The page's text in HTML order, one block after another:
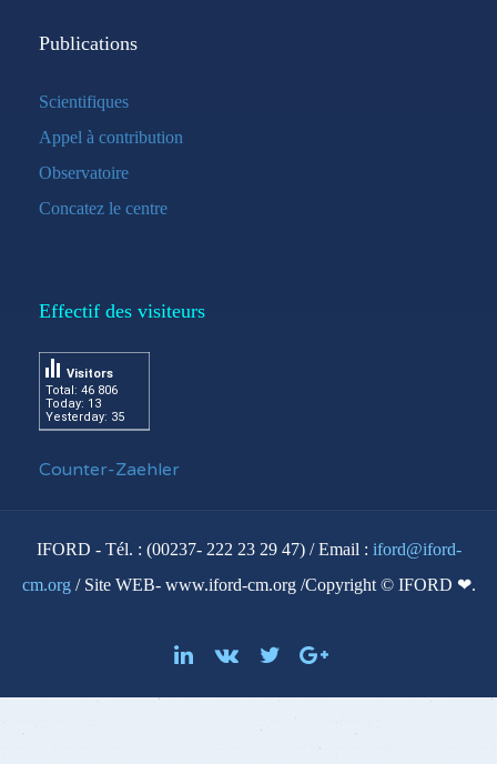
Publications
Scientifiques
Appel à contribution
Observatoire
Concatez le centre
Effectif des visiteurs
Total: 46 806
Today: 13
Yesterday: 35
Visitors
Counter-Zaehler
IFORD - Tél. : (00237- 222 23 29 47) / Email : iford@iford-
cm.org / Site WEB- www.iford-cm.org /Copyright © IFORD ❤.